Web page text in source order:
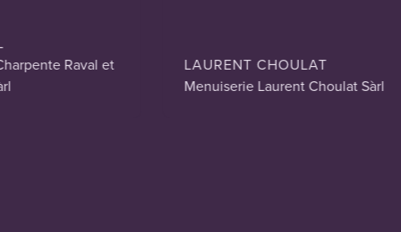
Raval et
LAURENT CHOULAT
Menuiserie Laurent Choulat Sàrl